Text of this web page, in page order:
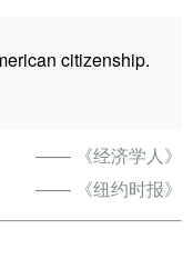
citizenship.
—— 《经济学人》
—— 《纽约时报》